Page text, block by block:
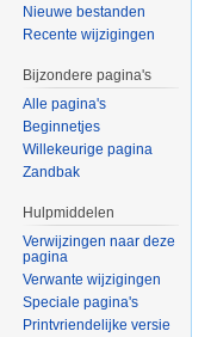
Nieuwe bestanden
Recente wijzigingen
Bijzondere pagina's
Alle pagina's
Beginnetjes
Willekeurige pagina
Zandbak
Hulpmiddelen
Verwijzingen naar deze
pagina
Verwante wijzigingen
Speciale pagina's
Printvriendelijke versie